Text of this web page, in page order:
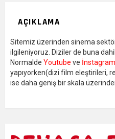
AÇIKLAMA
Sitemiz üzerinden sinema
ilgileniyoruz. Diziler de buna dahil.
Normalde Youtube ve İnstagram
yapıyorken(dizi film eleştirileri,
ise daha geniş bir skala